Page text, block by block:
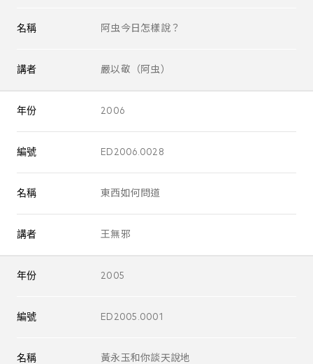
名稱 阿虫今日怎樣說？
講者 嚴以敬（阿虫）
年份 2006
編號 ED2006.0028
名稱 東西如何問道
講者 王無邪
年份 2005
編號 ED2005.0001
名稱 黃永玉和你談天說地